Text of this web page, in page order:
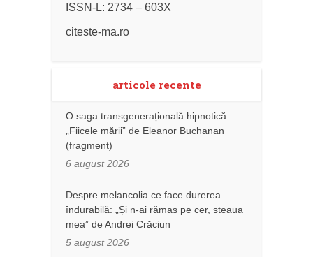
ISSN-L: 2734 – 603X
citeste-ma.ro
articole recente
O saga transgenerațională hipnotică:
„Fiicele mării” de Eleanor Buchanan
(fragment)
6 august 2026
Despre melancolia ce face durerea
îndurabilă: „Și n-ai rămas pe cer, steaua
mea” de Andrei Crăciun
5 august 2026